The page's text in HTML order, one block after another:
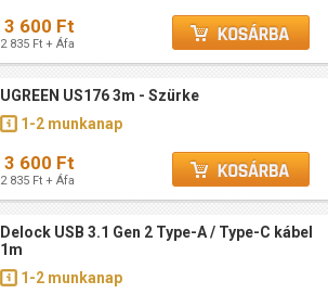
3 600 Ft
2 835 Ft + Áfa
UGREEN US176 3m - Szürke
1-2 munkanap
3 600 Ft
2 835 Ft + Áfa
Delock USB 3.1 Gen 2 Type-A / Type-C kábel
1m
1-2 munkanap